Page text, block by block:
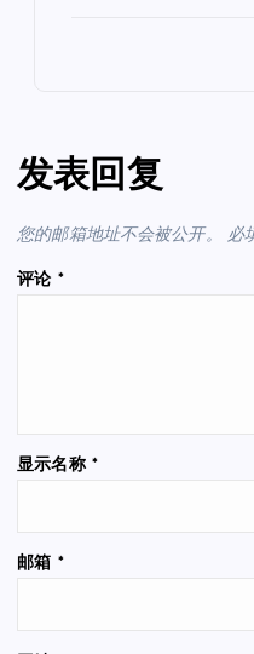
发表回复
您的邮箱地址不会被公开。 必
评论 *
显示名称 *
邮箱 *